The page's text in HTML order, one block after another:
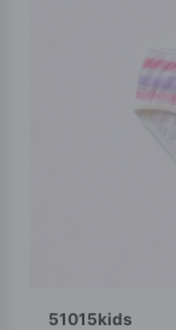
51015kids